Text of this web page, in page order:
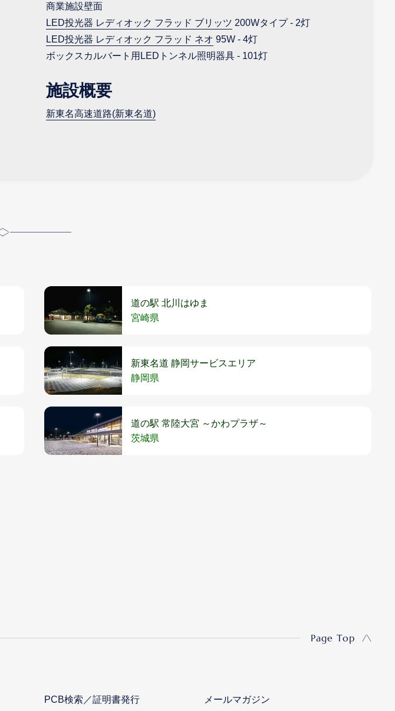
商業施設壁面
LED投光器 レディオック フラッド ブリッツ 200Wタイプ - 2灯
LED投光器 レディオック フラッド ネオ 95W - 4灯
ボックスカルバート用LEDトンネル照明器具 - 101灯
施設概要
新東名高速道路(新東名道)
道の駅 北川はゆま
宮崎県
新東名道 静岡サービスエリア
静岡県
道の駅 常陸大宮 ～かわプラザ～
茨城県
Page Top
PCB検索／証明書発行 メールマガジン